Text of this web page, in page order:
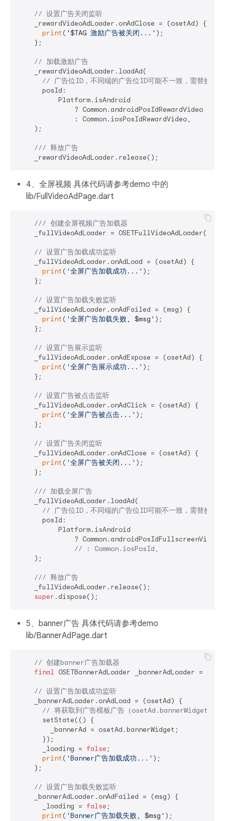
// 设置广告关闭监听
    _rewardVideoAdLoader.onAdClose = (osetAd) {
print ( '$TAG 激励广告被关闭...' );
    };
// 加载激励广告
    _rewardVideoAdLoader.loadAd(
// 广告位ID，不同端的广告位ID可能不一致，需替换成
      posId:
          Platform.isAndroid
              ? Common.androidPosIdRewardVideo
              : Common.iosPosIdRewardVideo,
    );
/// 释放广告
4、全屏视频 具体代码请参考demo 中的
lib/FullVideoAdPage.dart
/// 创建全屏视频广告加载器
    _fullVideoAdLoader = OSETFullVideoAdLoader();
// 设置广告加载成功监听
    _fullVideoAdLoader.onAdLoad = (osetAd) {
print ( '全屏广告加载成功...' );
    };
// 设置广告加载失败监听
    _fullVideoAdLoader.onAdFailed = (msg) {
print ( '全屏广告加载失败, $msg ' );
    };
// 设置广告展示监听
    _fullVideoAdLoader.onAdExpose = (osetAd) {
print ( '全屏广告展示成功...' );
    };
// 设置广告被点击监听
    _fullVideoAdLoader.onAdClick = (osetAd) {
print ( '全屏广告被点击...' );
    };
// 设置广告关闭监听
    _fullVideoAdLoader.onAdClose = (osetAd) {
print ( '全屏广告被关闭...' );
    };
/// 加载全屏广告
    _fullVideoAdLoader.loadAd(
// 广告位ID，不同端的广告位ID可能不一致，需替换成
      posId:
          Platform.isAndroid
? Common.androidPosIdFullscreenVideo
// : Common.iosPosId,
    );
/// 释放广告
    _fullVideoAdLoader.release();
super
5、banner广告 具体代码请参考demo
lib/BannerAdPage.dart
// 创建banner广告加载器
final OSETBannerAdLoader _bannerAdLoader =
// 设置广告加载成功监听
    _bannerAdLoader.onAdLoad = (osetAd) {
// 将获取到广告模板广告（osetAd.bannerWidget）直
      setState(() {
        _bannerAd = osetAd.bannerWidget;
      });
      _loading =
false ;
print ( 'Banner广告加载成功...' );
    };
// 设置广告加载失败监听
    _bannerAdLoader.onAdFailed = (msg) {
      _loading =
false ;
print ( 'Banner广告加载失败, $msg ' );